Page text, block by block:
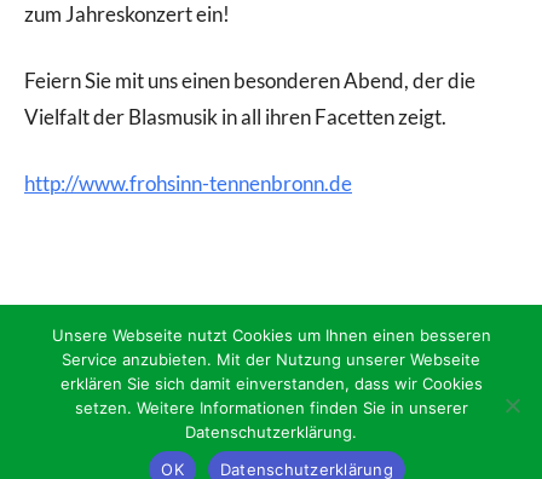
zum Jahreskonzert ein!
Feiern Sie mit uns einen besonderen Abend, der die
Vielfalt der Blasmusik in all ihren Facetten zeigt.
http://www.frohsinn-tennenbronn.de
Unsere Webseite nutzt Cookies um Ihnen einen besseren
Service anzubieten. Mit der Nutzung unserer Webseite
erklären Sie sich damit einverstanden, dass wir Cookies
setzen. Weitere Informationen finden Sie in unserer
Datenschutzerklärung.
OK
Datenschutzerklärung